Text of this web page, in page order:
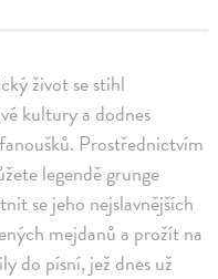
život se stihl
kultury a dodnes
Prostřednictvím
legendě grunge
se jeho nejslavnějších
mejdanů a prožít na
do písní, jež dnes už